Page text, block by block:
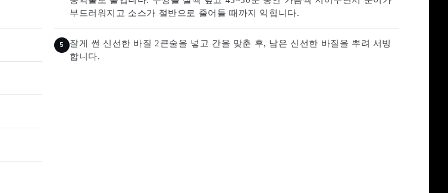
부드러워지고 소스가 절반으로 줄어들 때까지 익힙니다.
잘게 썬 신선한 바질 2큰술을 넣고 간을 맞춘 후, 남은 신선한 바질을 뿌려 서빙
합니다.